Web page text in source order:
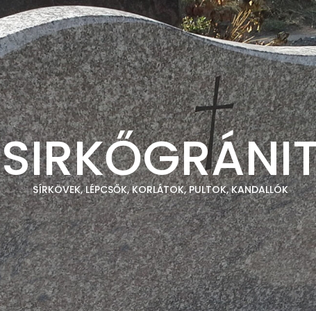
SÍRKÖVEK, LÉPCSŐK, KORLÁTOK, PULTOK, KANDALLÓK